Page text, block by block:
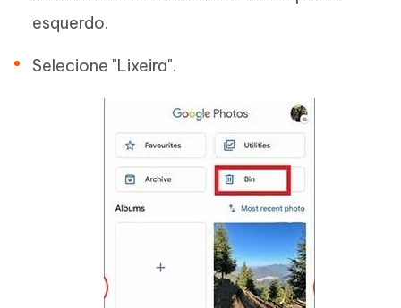
esquerdo.
Selecione "Lixeira".